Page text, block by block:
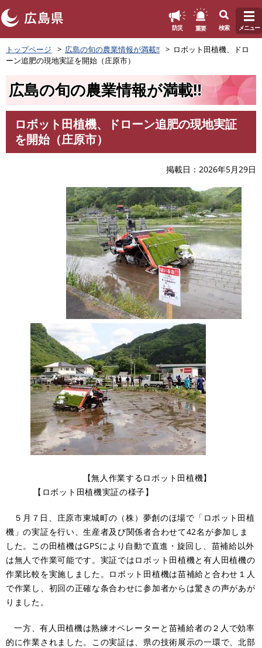
ペ
ー
防災 重要 検索 メニュー
トップページ 広島の旬の農業情報が満載‼
ロボット田植機、ドロ
ーン追肥の現地実証を開始（庄原市）
広島の旬の農業情報が満載‼
ロボット田植機、ドローン追肥の現地実証
を開始（庄原市）
掲載日 2026年5月29日
【無人作業するロボット田植機】
【ロボット田植機実証の様子】
５月７日、庄原市東城町の（株）夢創のほ場で「ロボット田植
機」の実証を行い、生産者及び関係者合わせて42名が参加しま
した。この田植機はGPSにより自動で直進・旋回し、苗補給以外
は無人で作業可能です。実証ではロボット田植機と有人田植機の
作業比較を実施しました。ロボット田植機は苗補給と合わせ１人
で作業し、初回の正確な条合わせに参加者からは驚きの声があが
りました。
一方、有人田植機は熟練オペレーターと苗補給者の２人で効率
的に作業されました。この実証は、県の技術展示の一環で、北部